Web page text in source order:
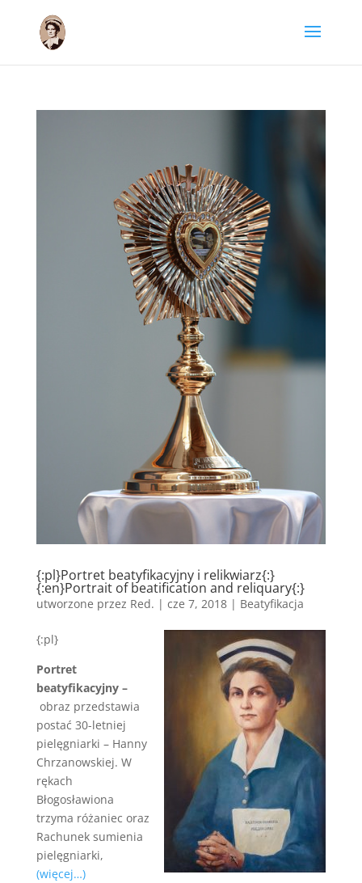
{:pl}Portret beatyfikacyjny i relikwiarz{:}
{:en}Portrait of beatification and reliquary{:}
utworzone przez Red. | cze 7, 2018| Beatyfikacja
{:pl}
Portret
beatyfikacyjny –
obraz przedstawia
postać 30-letniej
pielęgniarki – Hanny
Chrzanowskiej. W
rękach
Błogosławiona
trzyma różaniec oraz
Rachunek sumienia
pielęgniarki,
(więcej…)